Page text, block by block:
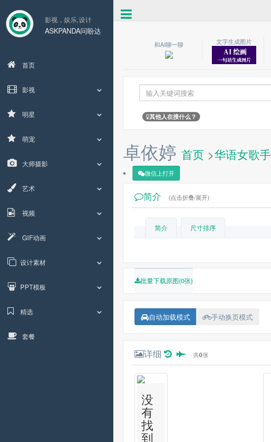
影视，娱乐,设计
ASKPANDA问盼达
首页
影视
明星
萌宠
大师摄影
艺术
视频
GIF动画
设计素材
PPT模板
精选
套餐
和AI聊一聊
文字生成图片
其他人在搜什么？
卓依婷 首页 >华语女歌手
微信上打开
简介 (点击折叠/展开)
简介 尺寸排序
批量下载原图(0张)
自动加载模式 手动换页模式
详细 共0张
没
有
找
到